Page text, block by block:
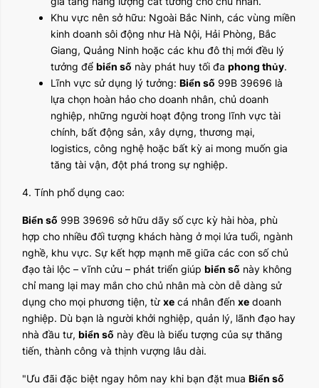
Khu vực nên sở hữu: Ngoài Bắc Ninh, các vùng miền
kinh doanh sôi động như Hà Nội, Hải Phòng, Bắc
Giang, Quảng Ninh hoặc các khu đô thị mới đều lý
tưởng để biển số này phát huy tối đa phong thủy.
Lĩnh vực sử dụng lý tưởng: Biển số 99B 39696 là
lựa chọn hoàn hảo cho doanh nhân, chủ doanh
nghiệp, những người hoạt động trong lĩnh vực tài
chính, bất động sản, xây dựng, thương mại,
logistics, công nghệ hoặc bất kỳ ai mong muốn gia
tăng tài vận, đột phá trong sự nghiệp.
4. Tính phổ dụng cao:
Biển số 99B 39696 sở hữu dãy số cực kỳ hài hòa, phù
hợp cho nhiều đối tượng khách hàng ở mọi lứa tuổi, ngành
nghề, khu vực. Sự kết hợp mạnh mẽ giữa các con số chủ
đạo tài lộc – vĩnh cửu – phát triển giúp biển số này không
chỉ mang lại may mắn cho chủ nhân mà còn dễ dàng sử
dụng cho mọi phương tiện, từ xe cá nhân đến xe doanh
nghiệp. Dù bạn là người khởi nghiệp, quản lý, lãnh đạo hay
nhà đầu tư, biển số này đều là biểu tượng của sự thăng
tiến, thành công và thịnh vượng lâu dài.
"Ưu đãi đặc biệt ngay hôm nay khi bạn đặt mua Biển số